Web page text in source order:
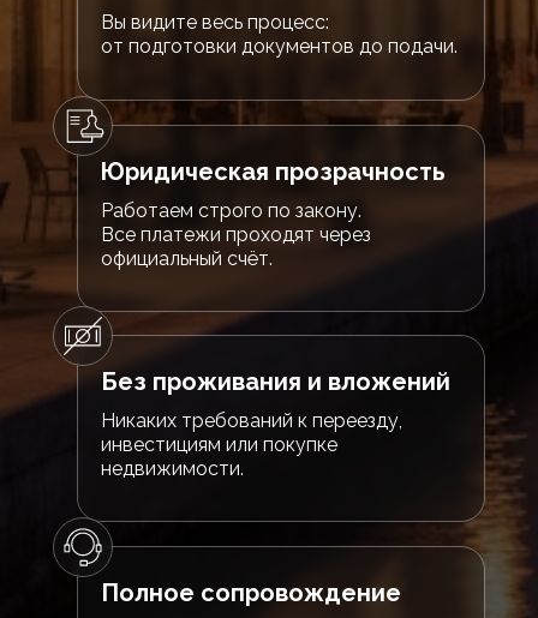
Вы видите весь процесс:
от подготовки документов до подачи.
Работаем строго по закону.
Все платежи проходят через
официальный счёт.
Юридическая прозрачность
Никаких требований к переезду,
инвестициям или покупке
недвижимости.
Без проживания и вложений
Полное сопровождение